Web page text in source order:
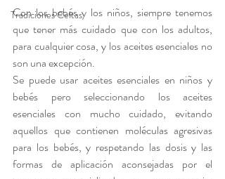
Tradiciones Celtas
Con los bebés y los niños, siempre tenemos
que tener más cuidado que con los adultos,
para cualquier cosa, y los aceites esenciales no
son una excepción.
Se puede usar aceites esenciales en niños y
bebés pero seleccionando los aceites
esenciales con mucho cuidado, evitando
aquellos que contienen moléculas agresivas
para los bebés, y respetando las dosis y las
formas de aplicación aconsejadas por el